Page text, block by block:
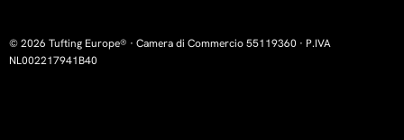
© 2026 Tufting Europe® · Camera di Commercio 55119360 · P.IVA
NL002217941B40